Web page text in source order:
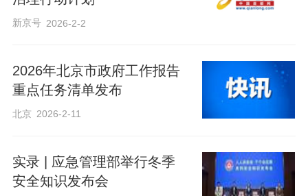
新京号 2026-2-2
2026年北京市政府工作报告
重点任务清单发布
北京 2026-2-11
实录 | 应急管理部举行冬季
安全知识发布会